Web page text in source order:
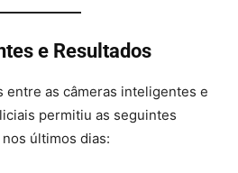
e Resultados
entre as câmeras inteligentes e
permitiu as seguintes
últimos dias: